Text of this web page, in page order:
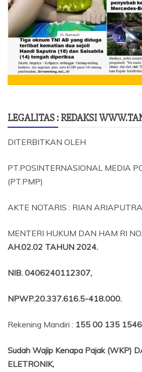
LEGALITAS : REDAKSI
DITERBITKAN OLEH
PT.POSINTERNASIONAL MEDIA
(PT.PMP)
AKTE NOTARIS : RIAN
MENTERI HUKUM DAN HAM RI NO.
AH.02.02 TAHUN 2024.
NIB. 0406240112307,
NPWP.20.337.616.5-418.000.
Rekening Mandiri : 155 00 135
Sudah Wajip Kenapa Pajak (WKP)
ELETRONIK,